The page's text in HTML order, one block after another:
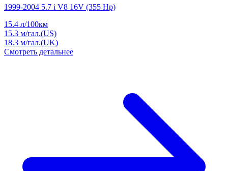
1999-2004 5.7 i V8 16V (355 Hp)
15.4 л/100км
15.3 м/гал.(US)
18.3 м/гал.(UK)
Смотреть детальнее